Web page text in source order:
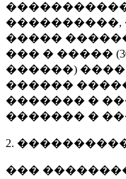
����������,
�����
��� � ����� (
������)
������
������� �
������� �
2.
���